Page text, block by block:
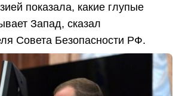
показала, какие глупые
Запад, сказал
Совета Безопасности РФ.